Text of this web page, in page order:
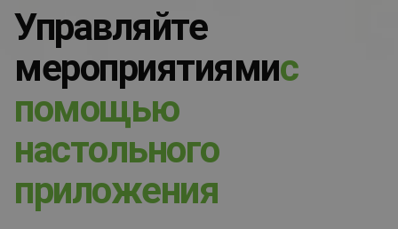
Управляйте
мероприятиямис
помощью
настольного
приложения